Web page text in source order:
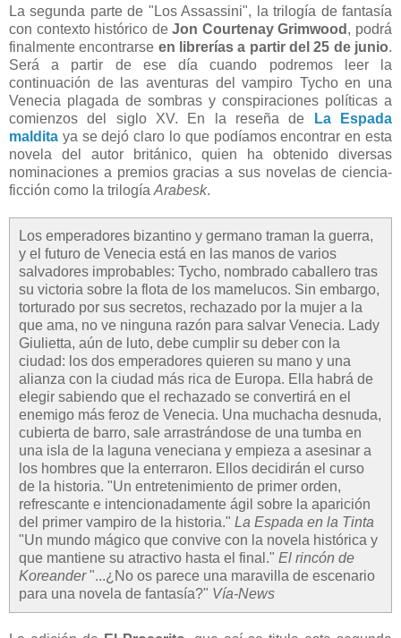
La segunda parte de "Los Assassini", la trilogía de fantasía
con contexto histórico deJon Courtenay Grimwood , podrá
finalmente encontrarse en librerías a partir del 25 de junio.
Será a partir de ese día cuando podremos leer la
continuación de las aventuras del vampiro Tycho en una
Venecia plagada de sombras y conspiraciones políticas a
comienzos del siglo XV. En la reseña de
La Espada
maldita ya se dejó claro lo que podíamos encontrar en esta
novela del autor británico, quien ha obtenido diversas
nominaciones a premios gracias a sus novelas de ciencia-
ficción como la trilogía Arabesk.
Los emperadores bizantino y germano traman la guerra,
y el futuro de Venecia está en las manos de varios
salvadores improbables: Tycho, nombrado caballero tras
su victoria sobre la flota de los mamelucos. Sin embargo,
torturado por sus secretos, rechazado por la mujer a la
que ama, no ve ninguna razón para salvar Venecia. Lady
Giulietta, aún de luto, debe cumplir su deber con la
ciudad: los dos emperadores quieren su mano y una
alianza con la ciudad más rica de Europa. Ella habrá de
elegir sabiendo que el rechazado se convertirá en el
enemigo más feroz de Venecia. Una muchacha desnuda,
cubierta de barro, sale arrastrándose de una tumba en
una isla de la laguna veneciana y empieza a asesinar a
los hombres que la enterraron. Ellos decidirán el curso
de la historia. "Un entretenimiento de primer orden,
refrescante e intencionadamente ágil sobre la aparición
del primer vampiro de la historia." La Espada en la Tinta
"Un mundo mágico que convive con la novela histórica y
que mantiene su atractivo hasta el final." El rincón de
Koreander"...¿No os parece una maravilla de escenario
para una novela de fantasía?" Vía-News